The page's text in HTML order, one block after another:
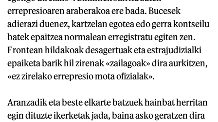
errepresioaren araberakoa ere bada. Bucesek
adierazi duenez, kartzelan egotea edo gerra kontseilu
batek epaitzea normalean erregistratu egiten zen.
Frontean hildakoak desagertuak eta estrajudizialki
epaiketa barik hil zirenak «zailagoak» dira aurkitzen,
«ez zirelako errepresio mota ofizialak».
Aranzadik eta beste elkarte batzuek hainbat herritan
egin dituzte ikerketak jada, baina asko geratzen dira